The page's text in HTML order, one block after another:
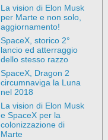
La vision di Elon Musk
per Marte e non solo,
aggiornamento!
SpaceX, storico 2°
lancio ed atterraggio
dello stesso razzo
SpaceX, Dragon 2
circumnaviga la Luna
nel 2018
La vision di Elon Musk
e SpaceX per la
colonizzazione di
Marte